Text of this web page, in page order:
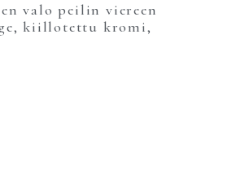
valo peilin viereen
kiillotettu kromi,